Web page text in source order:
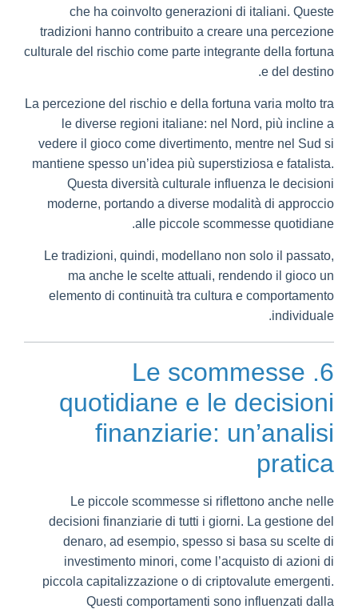
che ha coinvolto generazioni di italiani. Queste
tradizioni hanno contribuito a creare una percezione
culturale del rischio come parte integrante della fortuna
e del destino.
La percezione del rischio e della fortuna varia molto tra
le diverse regioni italiane: nel Nord, più incline a
vedere il gioco come divertimento, mentre nel Sud si
mantiene spesso un’idea più superstiziosa e fatalista.
Questa diversità culturale influenza le decisioni
moderne, portando a diverse modalità di approccio
alle piccole scommesse quotidiane.
Le tradizioni, quindi, modellano non solo il passato,
ma anche le scelte attuali, rendendo il gioco un
elemento di continuità tra cultura e comportamento
individuale.
6. Le scommesse
quotidiane e le decisioni
finanziarie: un’analisi
pratica
Le piccole scommesse si riflettono anche nelle
decisioni finanziarie di tutti i giorni. La gestione del
denaro, ad esempio, spesso si basa su scelte di
investimento minori, come l’acquisto di azioni di
piccola capitalizzazione o di criptovalute emergenti.
Questi comportamenti sono influenzati dalla